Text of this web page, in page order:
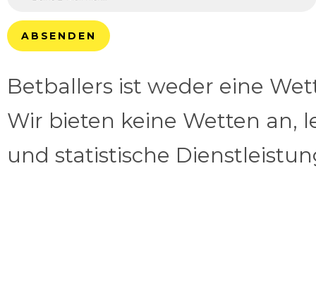
ABSENDEN
Betballers ist weder eine
Wir bieten keine Wetten an,
und statistische